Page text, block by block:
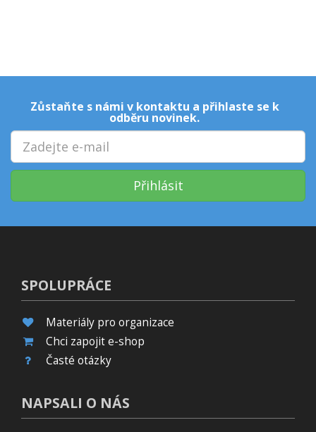
Zůstaňte s námi v kontaktu a přihlaste se k
odběru novinek.
Přihlásit
SPOLUPRÁCE
Materiály pro organizace
Chci zapojit e-shop
Časté otázky
NAPSALI O NÁS